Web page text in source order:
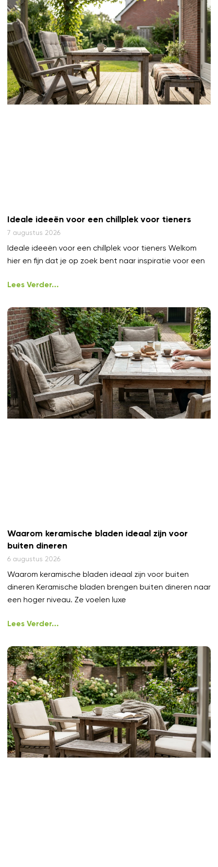
Ideale ideeën voor een chillplek voor tieners
7 augustus 2026
Ideale ideeën voor een chillplek voor tieners Welkom
hier en fijn dat je op zoek bent naar inspiratie voor een
Lees Verder...
Waarom keramische bladen ideaal zijn voor
buiten dineren
6 augustus 2026
Waarom keramische bladen ideaal zijn voor buiten
dineren Keramische bladen brengen buiten dineren naar
een hoger niveau. Ze voelen luxe
Lees Verder...